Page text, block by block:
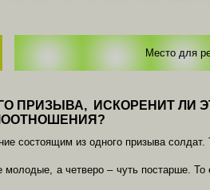
Место для
ПРИЗЫВА, ИСКОРЕНИТ ЛИ
состоящим из одного призыва солдат.
а четверо – чуть постарше. То